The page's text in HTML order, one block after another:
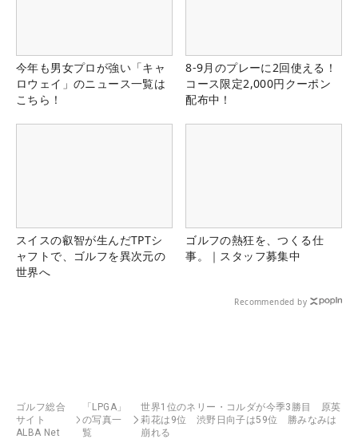
今年も男女プロが強い「キャ
ロウェイ」のニュース一覧は
こちら！
8-9月のプレーに2回使える！
コース限定2,000円クーポン
配布中！
スイスの叡智が生んだTPTシ
ャフトで、ゴルフを異次元の
世界へ
ゴルフの熱狂を、つくる仕
事。｜スタッフ募集中
Recommended by
ゴルフ総合
サイト
ALBA Net
「LPGA」
の写真一
覧
世界1位のネリー・コルダが今季3勝目 原英
莉花は9位 渋野日向子は59位 勝みなみは
崩れる